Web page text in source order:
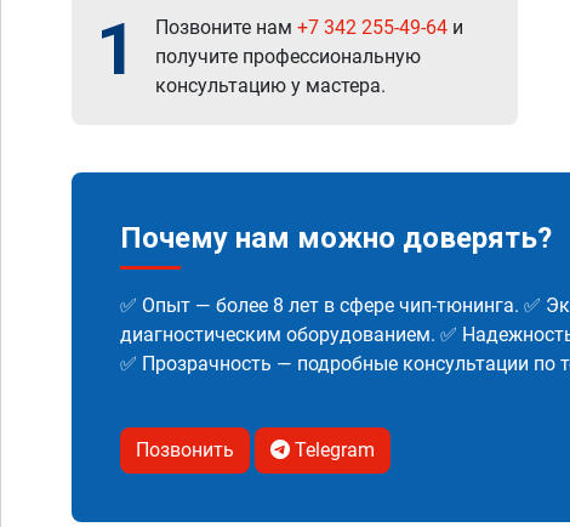
1 Позвоните нам +7 342 255-49-64 и
получите профессиональную
консультацию у мастера.
Почему нам можно доверять?
✅ Опыт — более 8 лет в сфере чип-тюнинга. ✅
диагностическим оборудованием. ✅
✅ Прозрачность — подробные консультации по
Позвонить Telegram